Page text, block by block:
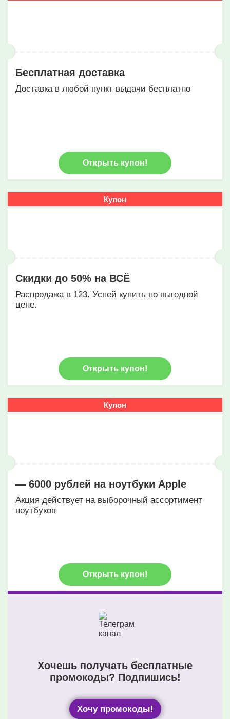
Бесплатная доставка
Доставка в любой пункт выдачи бесплатно
Открыть купон!
Купон
Скидки до 50% на ВСЁ
Распродажа в 123. Успей купить по выгодной
цене.
Открыть купон!
Купон
— 6000 рублей на ноутбуки Apple
Акция действует на выборочный ассортимент
ноутбуков
Открыть купон!
Хочешь получать бесплатные
промокоды? Подпишись!
Хочу промокоды!